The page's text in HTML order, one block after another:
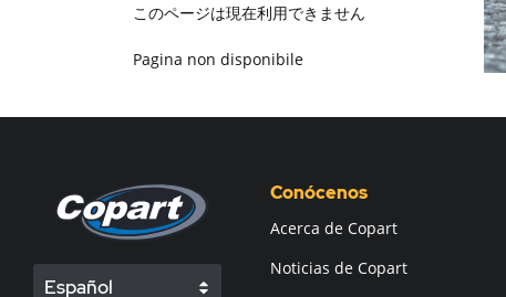
このページは現在利用できません
Pagina non disponibile
Español
Conócenos
Acerca de Copart
Noticias de Copart